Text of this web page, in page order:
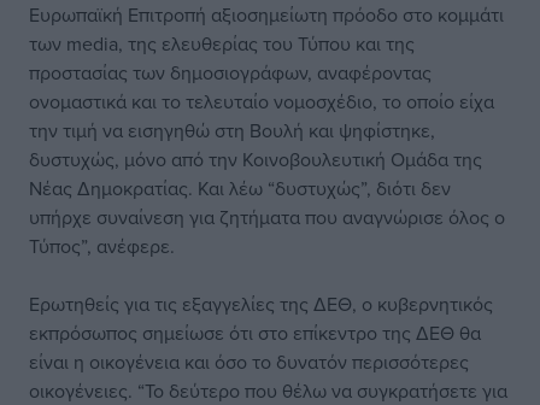
Ευρωπαϊκή Επιτροπή αξιοσημείωτη πρόοδο στο κομμάτι
των media, της ελευθερίας του Τύπου και της
προστασίας των δημοσιογράφων, αναφέροντας
ονομαστικά και το τελευταίο νομοσχέδιο, το οποίο είχα
την τιμή να εισηγηθώ στη Βουλή και ψηφίστηκε,
δυστυχώς, μόνο από την Κοινοβουλευτική Ομάδα της
Νέας Δημοκρατίας. Και λέω “δυστυχώς”, διότι δεν
υπήρχε συναίνεση για ζητήματα που αναγνώρισε όλος ο
Τύπος”, ανέφερε.
Ερωτηθείς για τις εξαγγελίες της ΔΕΘ, ο κυβερνητικός
εκπρόσωπος σημείωσε ότι στο επίκεντρο της ΔΕΘ θα
είναι η οικογένεια και όσο το δυνατόν περισσότερες
οικογένειες. “Το δεύτερο που θέλω να συγκρατήσετε για